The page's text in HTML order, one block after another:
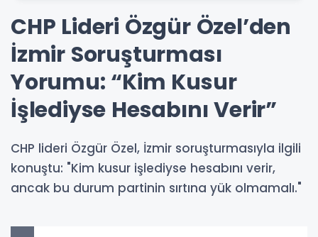
CHP Lideri Özgür Özel’den
İzmir Soruşturması
Yorumu: “Kim Kusur
İşlediyse Hesabını Verir”
CHP lideri Özgür Özel, İzmir soruşturmasıyla ilgili
konuştu: "Kim kusur işlediyse hesabını verir,
ancak bu durum partinin sırtına yük olmamalı."